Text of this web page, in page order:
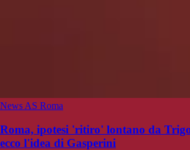
News AS Roma
Roma, ipotesi 'ritiro' lontano da
ecco l'idea di Gasperini